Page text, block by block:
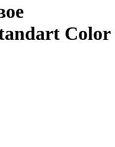
Color